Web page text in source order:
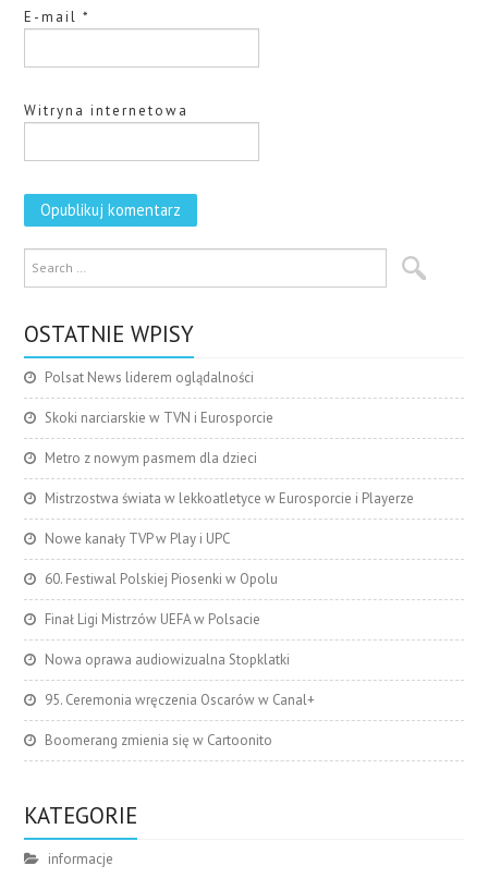
E-mail*
Witryna internetowa
OSTATNIE WPISY
Polsat News liderem oglądalności
Skoki narciarskie w TVN i Eurosporcie
Metro z nowym pasmem dla dzieci
Mistrzostwa świata w lekkoatletyce w Eurosporcie i Playerze
Nowe kanały TVP w Play i UPC
60. Festiwal Polskiej Piosenki w Opolu
Finał Ligi Mistrzów UEFA w Polsacie
Nowa oprawa audiowizualna Stopklatki
95. Ceremonia wręczenia Oscarów w Canal+
Boomerang zmienia się w Cartoonito
KATEGORIE
informacje